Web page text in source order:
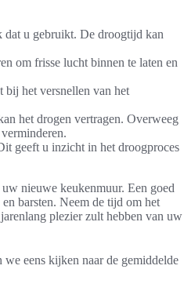
dat u gebruikt. De droogtijd kan
om frisse lucht binnen te laten en
bij het versnellen van het
het drogen vertragen. Overweeg
geeft u inzicht in het droogproces
nieuwe keukenmuur. Een goed
barsten. Neem de tijd om het
plezier zult hebben van uw
eens kijken naar de gemiddelde